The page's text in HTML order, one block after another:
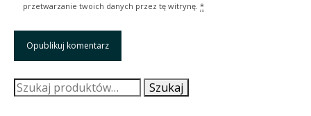
przetwarzanie twoich danych przez tę witrynę. *
Szukaj: Szukaj